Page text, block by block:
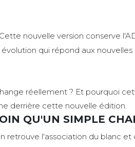
nouvelle version conserve
qui répond aux
réellement ? Et pourquoi
derrière cette nouvelle édition.
QU'UN SIMPLE
l'association du blanc